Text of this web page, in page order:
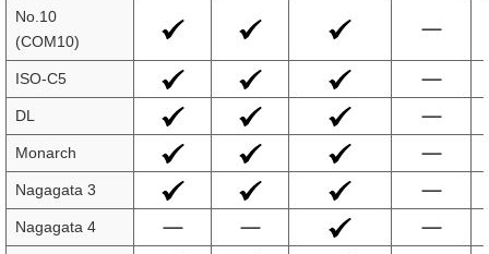
No.10
(COM10)
ISO-C5
DL
Monarch
Nagagata 3
Nagagata 4